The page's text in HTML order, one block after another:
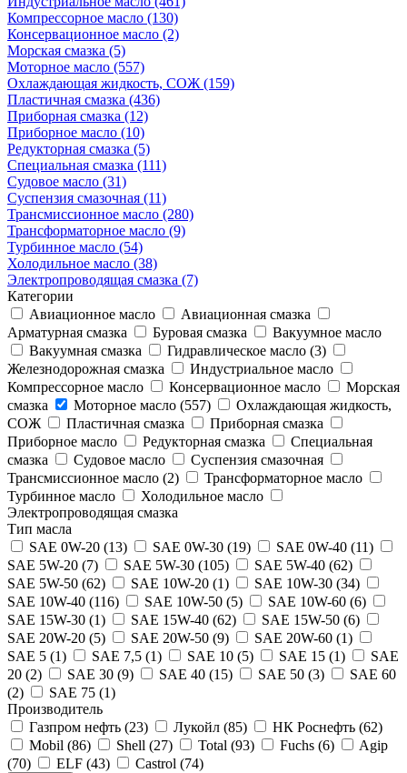
Компрессорное масло (130)
Консервационное масло (2)
Морская смазка (5)
Моторное масло (557)
Охлаждающая жидкость, СОЖ (159)
Пластичная смазка (436)
Приборная смазка (12)
Приборное масло (10)
Редукторная смазка (5)
Специальная смазка (111)
Судовое масло (31)
Суспензия смазочная (11)
Трансмиссионное масло (280)
Трансформаторное масло (9)
Турбинное масло (54)
Холодильное масло (38)
Электропроводящая смазка (7)
Категории
Авиационное масло
Авиационная смазка
Арматурная смазка
Буровая смазка
Вакуумное масло
Вакуумная смазка
Гидравлическое масло (3)
Железнодорожная смазка
Индустриальное масло
Компрессорное масло
Консервационное масло
Морская
смазка
Моторное масло (557)
Охлаждающая жидкость,
СОЖ
Пластичная смазка
Приборная смазка
Приборное масло
Редукторная смазка
Специальная
смазка
Судовое масло
Суспензия смазочная
Трансмиссионное масло (2)
Трансформаторное масло
Турбинное масло
Холодильное масло
Электропроводящая смазка
Тип масла
SAE 0W-20 (13)
SAE 0W-30 (19)
SAE 0W-40 (11)
SAE 5W-20 (7)
SAE 5W-30 (105)
SAE 5W-40 (62)
SAE 5W-50 (62)
SAE 10W-20 (1)
SAE 10W-30 (34)
SAE 10W-40 (116)
SAE 10W-50 (5)
SAE 10W-60 (6)
SAE 15W-30 (1)
SAE 15W-40 (62)
SAE 15W-50 (6)
SAE 20W-20 (5)
SAE 20W-50 (9)
SAE 20W-60 (1)
SAE 5 (1)
SAE 7,5 (1) SAE 10 (5) SAE 15 (1)
SAE
20 (2)
SAE 30 (9) SAE 40 (15) SAE 50 (3)
SAE 60
(2)
SAE 75 (1)
Производитель
Газпром нефть (23)
Лукойл (85)
НК Роснефть (62)
Mobil (86)
Shell (27) Total (93) Fuchs (6)
Agip
(70)
ELF (43) Castrol (74)